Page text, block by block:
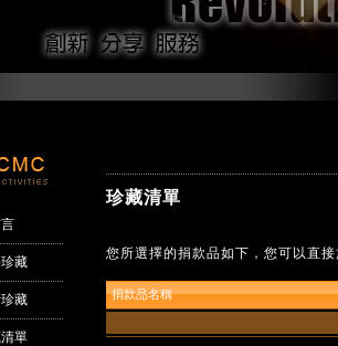
藏
藏
單
珍藏清單
您所選擇的捐款品如下，您可以直
捐款品名稱